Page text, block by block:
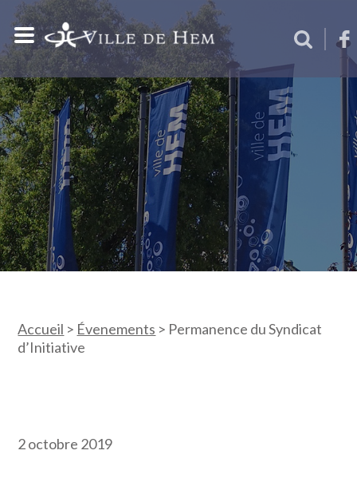
Accueil > Évenements > Permanence du Syndicat
d’Initiative
2 octobre 2019